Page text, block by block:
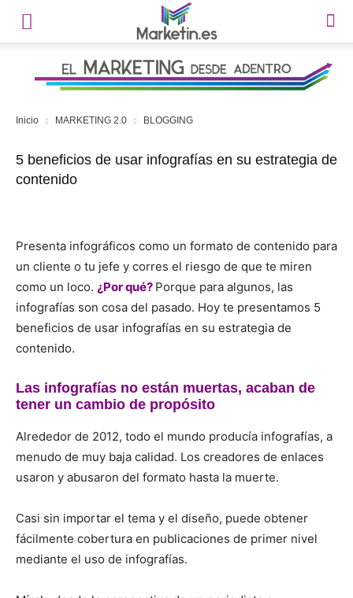
Inicio MARKETING 2.0 BLOGGING
5 beneficios de usar infografías en su estrategia de
contenido
Presenta infográficos como un formato de contenido para
un cliente o tu jefe y corres el riesgo de que te miren
como un loco. ¿Por qué? Porque para algunos, las
infografías son cosa del pasado. Hoy te presentamos 5
beneficios de usar infografías en su estrategia de
contenido.
Las infografías no están muertas, acaban de
tener un cambio de propósito
Alrededor de 2012, todo el mundo producía infografías, a
menudo de muy baja calidad. Los creadores de enlaces
usaron y abusaron del formato hasta la muerte.
Casi sin importar el tema y el diseño, puede obtener
fácilmente cobertura en publicaciones de primer nivel
mediante el uso de infografías.